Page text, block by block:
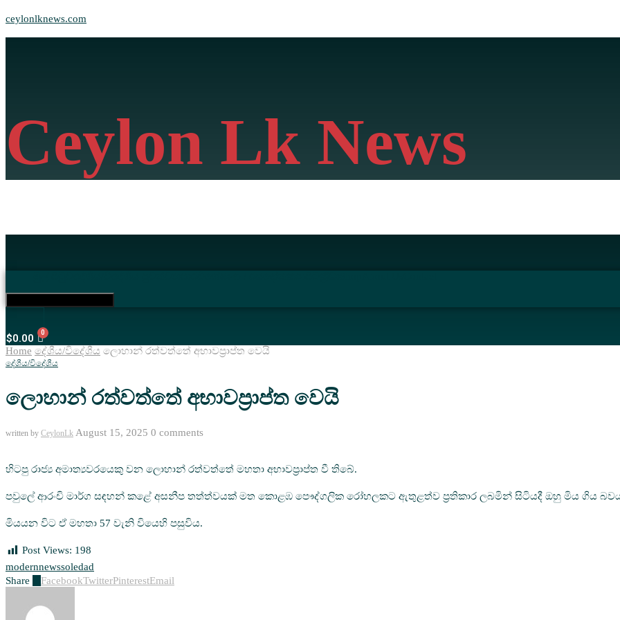
ceylonlknews.com
Ceylon Lk News
$0.00
Home දේශීය/විදේශීය ලොහාන් රත්වත්තේ අභාවප්‍රාප්ත වෙයි
දේශීය/විදේශීය
ලොහාන් රත්වත්තේ අභාවප්‍රාප්ත වෙයි
written by CeylonLk August 15, 2025 0 comments
හිටපු රාජ්‍ය අමාත්‍යවරයෙකු වන ලොහාන් රත්වත්තේ මහතා අභාවප්‍රාප්ත වී තිබේ.
පවුලේ ආරංචි මාර්ග සඳහන් කළේ අසනීප තත්ත්වයක් මත කොළඹ පෞද්ගලික රෝහලකට ඇතුළත්ව ප්‍රතිකාර ලබමින් සිටියදී ඔහු මිය ගිය
මියයන විට ඒ මහතා 57 වැනි වියෙහි පසුවිය.
Post Views: 198
modernnewssoledad
Share
FacebookTwitterPinterestEmail